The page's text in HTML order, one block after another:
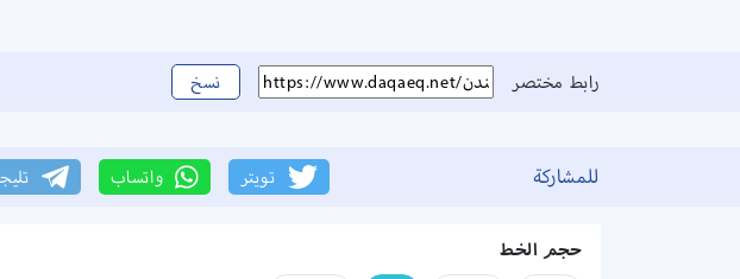
رابط مختصر نسخ
للمشاركة تويتر واتساب
حجم الخط